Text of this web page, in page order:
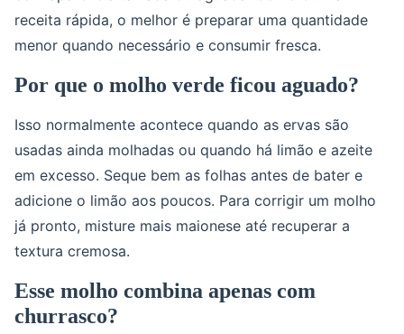
receita rápida, o melhor é preparar uma quantidade
menor quando necessário e consumir fresca.
Por que o molho verde ficou aguado?
Isso normalmente acontece quando as ervas são
usadas ainda molhadas ou quando há limão e azeite
em excesso. Seque bem as folhas antes de bater e
adicione o limão aos poucos. Para corrigir um molho
já pronto, misture mais maionese até recuperar a
textura cremosa.
Esse molho combina apenas com
churrasco?